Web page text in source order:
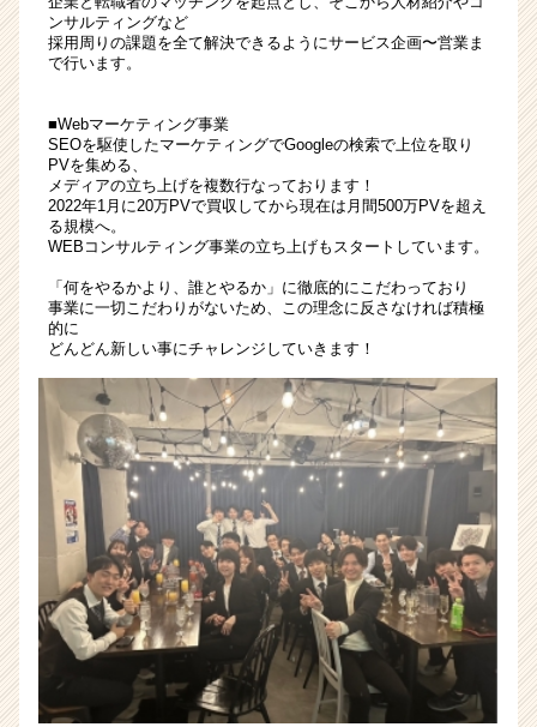
就
活
チ
キ
ャ
ア
（CheerCareer）
ンサルティングなど
採用周りの課題を全て解決できるようにサービス企画〜営業ま
で行います。
■Webマーケティング事業
SEOを駆使したマーケティングでGoogleの検索で上位を取り
PVを集める、
メディアの立ち上げを複数行なっております！
2022年1月に20万PVで買収してから現在は月間500万PVを超え
る規模へ。
WEBコンサルティング事業の立ち上げもスタートしています。
「何をやるかより、誰とやるか」に徹底的にこだわっており
事業に一切こだわりがないため、この理念に反さなければ積極
的に
どんどん新しい事にチャレンジしていきます！